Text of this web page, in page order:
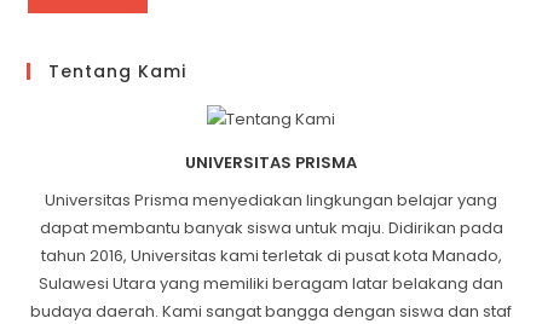
Tentang Kami
UNIVERSITAS PRISMA
Universitas Prisma menyediakan lingkungan belajar yang
dapat membantu banyak siswa untuk maju. Didirikan pada
tahun 2016, Universitas kami terletak di pusat kota Manado,
Sulawesi Utara yang memiliki beragam latar belakang dan
budaya daerah. Kami sangat bangga dengan siswa dan staf